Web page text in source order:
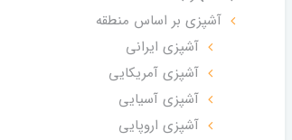
آشپزی بر اساس منطقه
آشپزی ایرانی
آشپزی آمریکایی
آشپزی آسیایی
آشپزی اروپایی